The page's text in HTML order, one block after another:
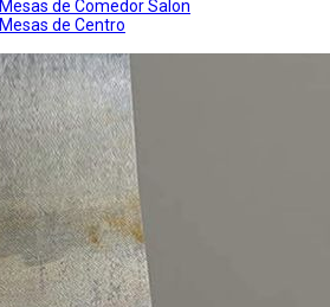
Mesas de Comedor Salon
Mesas de Centro